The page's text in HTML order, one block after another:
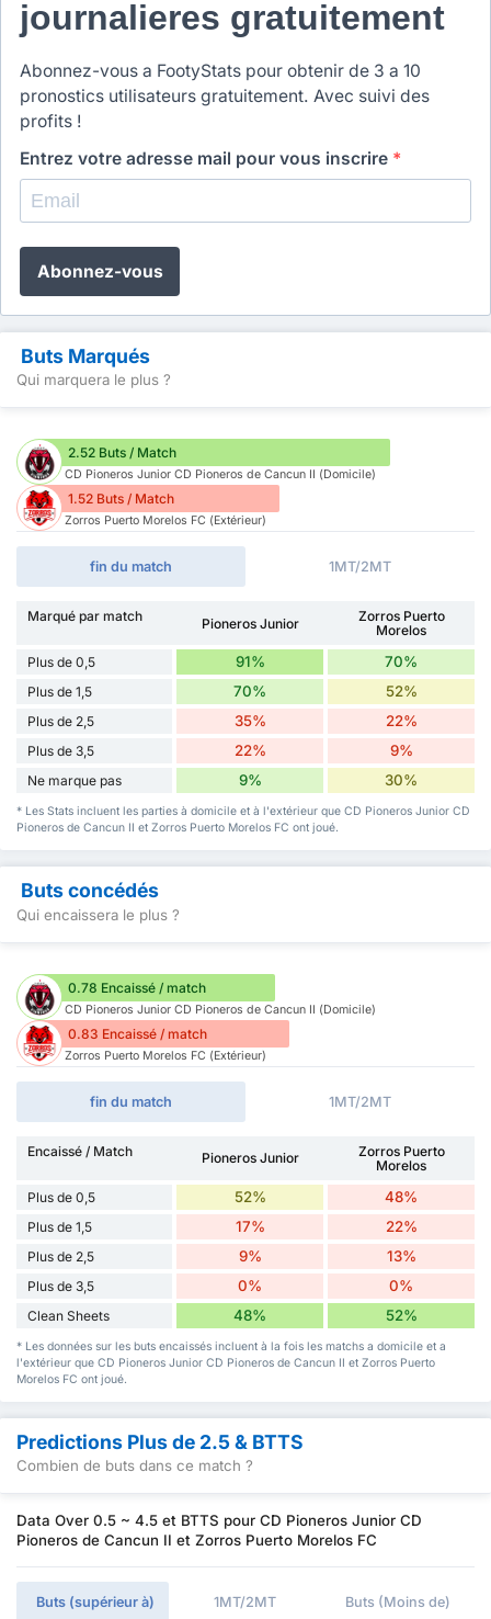
journalieres gratuitement
Abonnez-vous a FootyStats pour obtenir de 3 a 10
pronostics utilisateurs gratuitement. Avec suivi des
profits !
Entrez votre adresse mail pour vous inscrire *
Abonnez-vous
Buts Marqués
Qui marquera le plus ?
2.52 Buts / Match
CD Pioneros Junior CD Pioneros de Cancun II (Domicile)
1.52 Buts / Match
Zorros Puerto Morelos FC (Extérieur)
fin du match 1MT/2MT
Marqué par match Pioneros Junior
Zorros Puerto
Morelos
Plus de 0,5
91% 70%
Plus de 1,5 70% 52%
Plus de 2,5 35% 22%
Plus de 3,5 22% 9%
Ne marque pas 9% 30%
* Les Stats incluent les parties à domicile et à l'extérieur que CD Pioneros Junior CD
Pioneros de Cancun II et Zorros Puerto Morelos FC ont joué.
Buts concédés
Qui encaissera le plus ?
0.78 Encaissé / match
CD Pioneros Junior CD Pioneros de Cancun II (Domicile)
0.83 Encaissé / match
Zorros Puerto Morelos FC (Extérieur)
fin du match 1MT/2MT
Encaissé / Match Pioneros Junior
Zorros Puerto
Morelos
Plus de 0,5
52% 48%
Plus de 1,5 17% 22%
Plus de 2,5 9% 13%
Plus de 3,5 0% 0%
Clean Sheets 48% 52%
* Les données sur les buts encaissés incluent à la fois les matchs a domicile et a
l'extérieur que CD Pioneros Junior CD Pioneros de Cancun II et Zorros Puerto
Morelos FC ont joué.
Predictions Plus de 2.5 & BTTS
Combien de buts dans ce match ?
Data Over 0.5 ~ 4.5 et BTTS pour CD Pioneros Junior CD
Pioneros de Cancun II et Zorros Puerto Morelos FC
Buts (supérieur à) 1MT/2MT Buts (Moins de)